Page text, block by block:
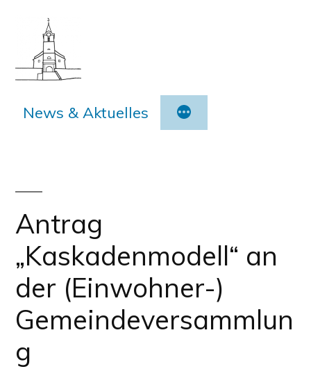
springen
News & Aktuelles
Antrag
„Kaskadenmodell“ an
der (Einwohner-)
Gemeindeversammlun
g